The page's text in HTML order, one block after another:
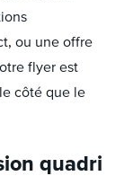
ou une offre
flyer est
côté que le
quadri